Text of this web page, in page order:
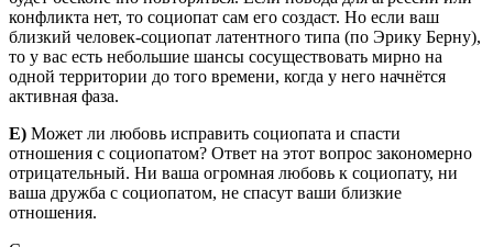
конфликта нет, то социопат сам его создаст. Но если ваш
близкий человек-социопат латентного типа (по Эрику Берну),
то у вас есть небольшие шансы сосуществовать мирно на
одной территории до того времени, когда у него начнётся
активная фаза.
Е) Может ли любовь исправить социопата и спасти
отношения с социопатом? Ответ на этот вопрос закономерно
отрицательный. Ни ваша огромная любовь к социопату, ни
ваша дружба с социопатом, не спасут ваши близкие
отношения.